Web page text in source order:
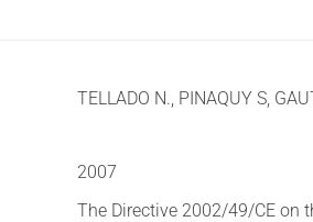
TELLADO N., PINAQUY S,
2007
The Directive 2002/49/CE on